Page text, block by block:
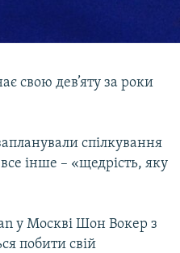
свою дев’яту за роки
спілкування
інше – «щедрість, яку
у Москві Шон Вокер з
побити свій